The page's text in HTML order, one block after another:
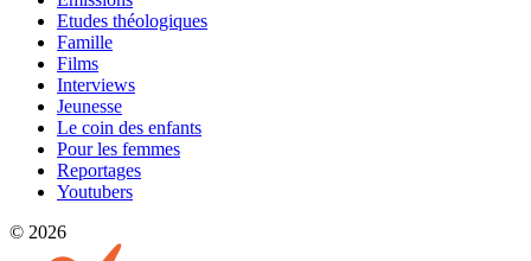
Etudes théologiques
Famille
Films
Interviews
Jeunesse
Le coin des enfants
Pour les femmes
Reportages
Youtubers
© 2026